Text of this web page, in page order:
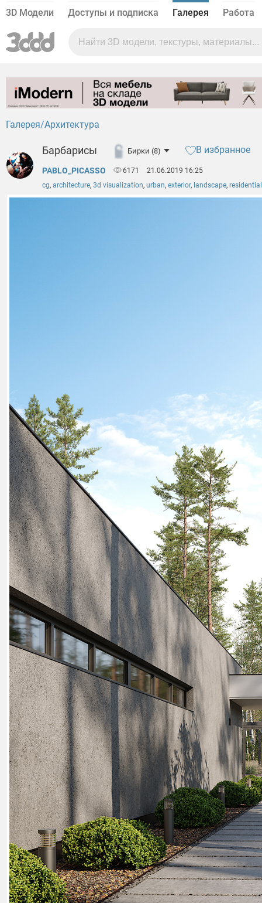
3D Модели Доступы и подписка Галерея Работа
Галерея Архитектура
Барбарисы Бирки (8) В избранное
PABLO_PICASSO 6171
21.06.2019 16:25
cg, architecture, 3d visualization, urban, exterior, landscape, residential